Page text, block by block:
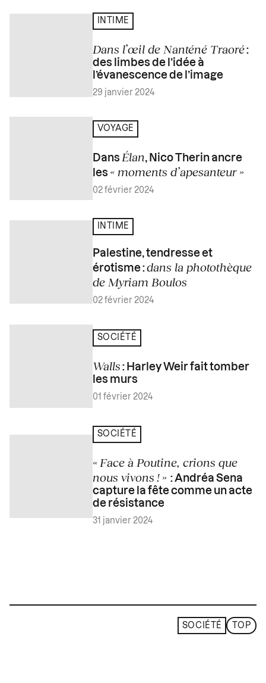
INTIME
Dans l’œil de Nanténé Traoré:
des limbes de l’idée à
l’évanescence de l’image
29 janvier 2024
VOYAGE
Dans Élan , Nico Therin ancre
les « moments d’apesanteur »
02 février 2024
INTIME
Palestine, tendresse et
érotisme :dans la photothèque
de Myriam Boulos
02 février 2024
SOCIÉTÉ
Walls: Harley Weir fait tomber
les murs
01 février 2024
SOCIÉTÉ
« Face à Poutine, crions que
nous vivons ! » : Andréa Sena
capture la fête comme un acte
de résistance
31 janvier 2024
SOCIÉTÉ TOP